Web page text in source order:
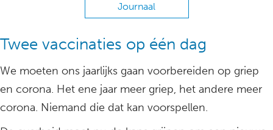
Journaal
Twee vaccinaties op één dag
We moeten ons jaarlijks gaan voorbereiden op griep
en corona. Het ene jaar meer griep, het andere meer
corona. Niemand die dat kan voorspellen.